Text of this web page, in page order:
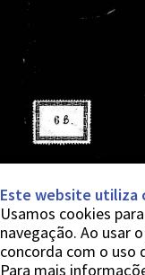
Este website utiliza
Usamos cookies
navegação. Ao usar
concorda com o uso
Para mais